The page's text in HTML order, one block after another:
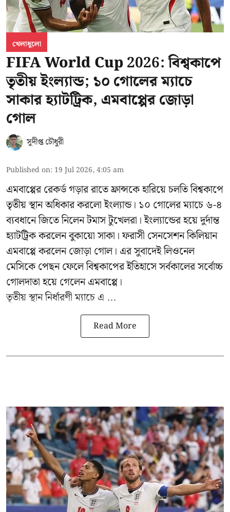
খেলাধুলো
FIFA World Cup 2026: বিশ্বকাপে
তৃতীয় ইংল্যান্ড; ১০ গোলের ম্যাচে
সাকার হ্যাটট্রিক, এমবাপ্পের জোড়া
গোল
সুদীপ্ত চৌধুরী
Published on: 19 Jul 2026, 4:05 am
এমবাপ্পের রেকর্ড গড়ার রাতে ফ্রান্সকে হারিয়ে চলতি বিশ্বকাপে
তৃতীয় স্থান অধিকার করলো ইংল্যান্ড। ১০ গোলের ম্যাচে ৬-৪
ব্যবধানে জিতে নিলেন টমাস টুখেলরা। ইংল্যান্ডের হয়ে দুর্দান্ত
হ্যাটট্রিক করলেন বুকায়ো সাকা। ফরাসী সেনসেশন কিলিয়ান
এমবাপ্পে করলেন জোড়া গোল। এর সুবাদেই লিওনেল
মেসিকে পেছন ফেলে বিশ্বকাপের ইতিহাসে সর্বকালের সর্বোচ্চ
গোলদাতা হয়ে গেলেন এমবাপ্পে।
তৃতীয় স্থান নির্ধারণী ম্যাচে এ ...
Read More